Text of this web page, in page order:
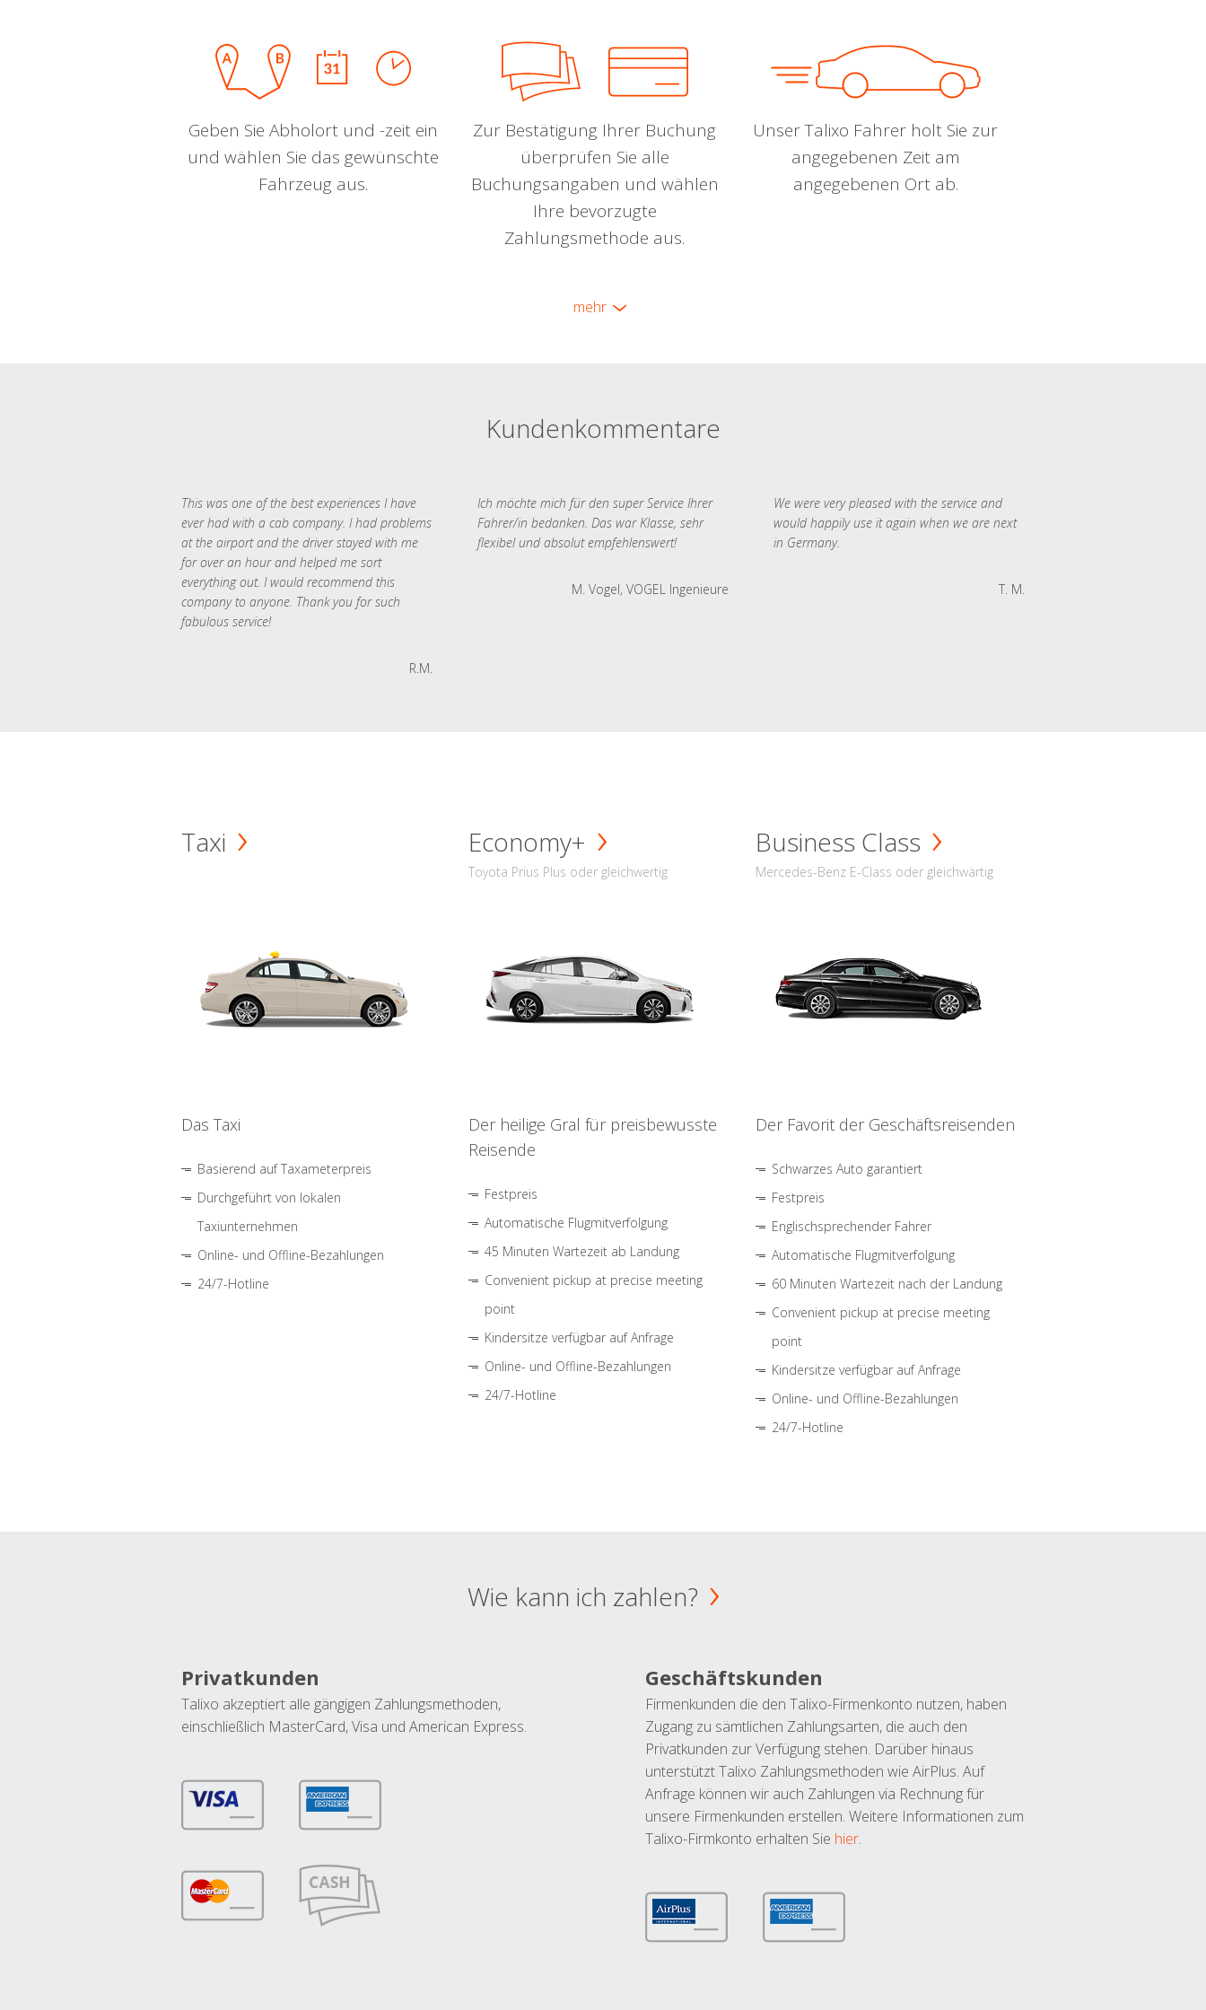
Geben Sie Abholort und -zeit ein
und wählen Sie das gewünschte
Fahrzeug aus.
Zur Bestätigung Ihrer Buchung
überprüfen Sie alle
Buchungsangaben und wählen
Ihre bevorzugte
Zahlungsmethode aus.
Unser Talixo Fahrer holt Sie zur
angegebenen Zeit am
angegebenen Ort ab.
mehr
Kundenkommentare
This was one of the best experiences I have
ever had with a cab company. I had problems
at the airport and the driver stayed with me
for over an hour and helped me sort
everything out. I would recommend this
company to anyone. Thank you for such
fabulous service!
R.M.
Ich möchte mich für den super Service Ihrer
Fahrer/in bedanken. Das war Klasse, sehr
flexibel und absolut empfehlenswert!
M. Vogel, VOGEL Ingenieure
We were very pleased with the service and
would happily use it again when we are next
in Germany.
T. M.
Taxi
Das Taxi
Basierend auf Taxameterpreis
Durchgeführt von lokalen
Taxiunternehmen
Online- und Offline-Bezahlungen
24/7-Hotline
Economy+
Toyota Prius Plus oder gleichwertig
Der heilige Gral für preisbewusste
Reisende
Festpreis
Automatische Flugmitverfolgung
45 Minuten Wartezeit ab Landung
Convenient pickup at precise meeting
point
Kindersitze verfügbar auf Anfrage
Online- und Offline-Bezahlungen
24/7-Hotline
Business Class
Mercedes-Benz E-Class oder gleichwärtig
Der Favorit der Geschäftsreisenden
Schwarzes Auto garantiert
Festpreis
Englischsprechender Fahrer
Automatische Flugmitverfolgung
60 Minuten Wartezeit nach der Landung
Convenient pickup at precise meeting
point
Kindersitze verfügbar auf Anfrage
Online- und Offline-Bezahlungen
24/7-Hotline
Wie kann ich zahlen?
Privatkunden
Talixo akzeptiert alle gängigen Zahlungsmethoden,
einschließlich MasterCard, Visa und American Express.
Geschäftskunden
Firmenkunden die den Talixo-Firmenkonto nutzen, haben
Zugang zu sämtlichen Zahlungsarten, die auch den
Privatkunden zur Verfügung stehen. Darüber hinaus
unterstützt Talixo Zahlungsmethoden wie AirPlus. Auf
Anfrage können wir auch Zahlungen via Rechnung für
unsere Firmenkunden erstellen. Weitere Informationen zum
Talixo-Firmkonto erhalten Sie hier.